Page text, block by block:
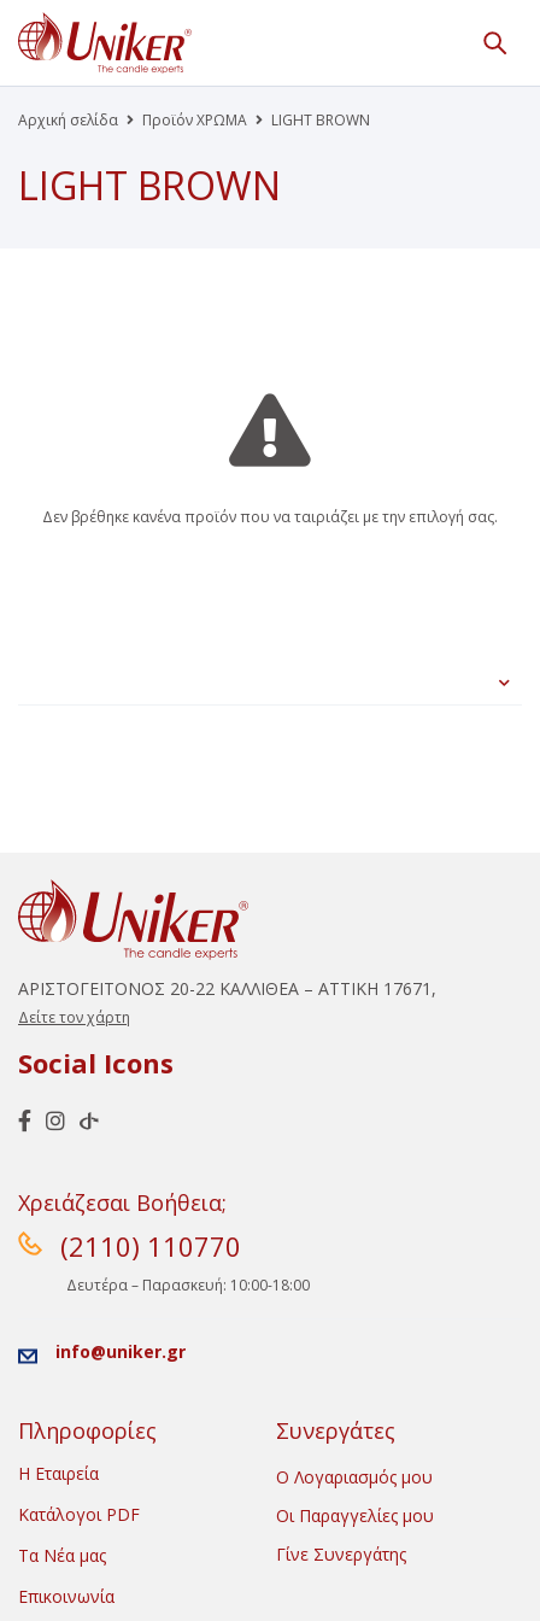
Κατάλογος Προϊόντων
Γίνε Συνεργάτης μας
Η Εταιρεία Κατάλογοι PDF
Αρχική σελίδα Προϊόν ΧΡΩΜΑ LIGHT BROWN
LIGHT BROWN
Δεν βρέθηκε κανένα προϊόν που να ταιριάζει με την επιλογή σας.
ΑΡΙΣΤΟΓΕΙΤΟΝΟΣ 20-22 ΚΑΛΛΙΘΕΑ – ΑΤΤΙΚΗ 17671,
Δείτε τον χάρτη
Social Icons
Χρειάζεσαι Βοήθεια;
(2110) 110770
Δευτέρα – Παρασκευή: 10:00-18:00
info@uniker.gr
Πληροφορίες
Η Εταιρεία
Κατάλογοι PDF
Τα Νέα μας
Επικοινωνία
Συνεργάτες
Ο Λογαριασμός μου
Οι Παραγγελίες μου
Γίνε Συνεργάτης